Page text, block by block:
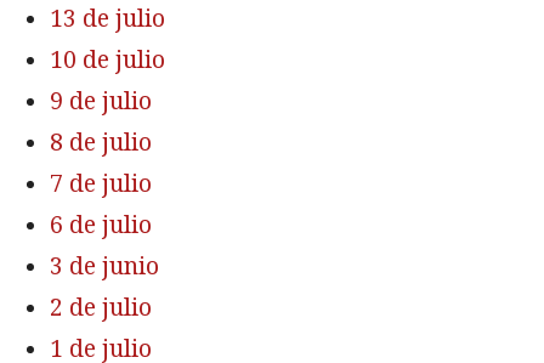
13 de julio
10 de julio
9 de julio
8 de julio
7 de julio
6 de julio
3 de junio
2 de julio
1 de julio